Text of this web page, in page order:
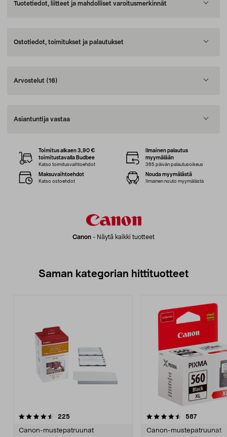
Tuotetiedot, liitteet ja mahdolliset varoitusmerkinnät
Ostotiedot, toimitukset ja palautukset
Arvostelut (16)
Asiantuntija vastaa
Canon - Näytä kaikki tuotteet
Toimitus alkaen 3,90 €
toimitustavalla Budbee
Katso toimitusvaihtoehdot
Ilmainen palautus
myymälään
365 päivän palautusoikeus
Maksuvaihtoehdot
Katso ostoehdot
Nouda myymälästä
Ilmainen nouto myymälästä
Saman kategorian hittituotteet
225arvostelut
Canon-mustepatruunat
4.5 viidestä
587arvostelut
Canon-mustepatruunat
4.5 viidestä